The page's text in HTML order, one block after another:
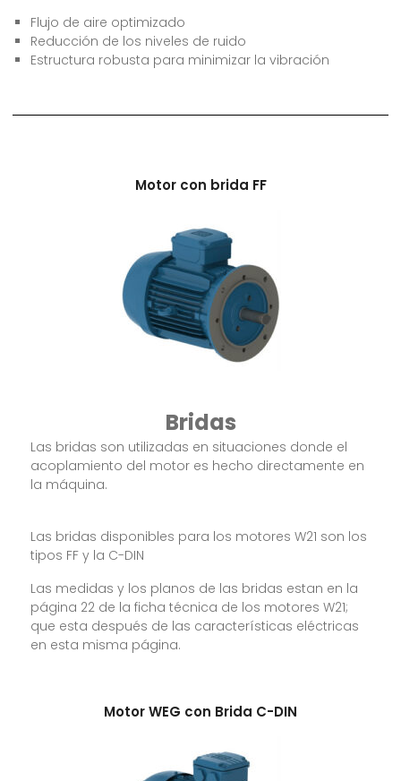
Flujo de aire optimizado
Reducción de los niveles de ruido
Estructura robusta para minimizar la vibración
Motor con brida FF
Bridas
Las bridas son utilizadas en situaciones donde el
acoplamiento del motor es hecho directamente en
la máquina.
Las bridas disponibles para los motores W21 son los
tipos FF y la C-DIN
Las medidas y los planos de las bridas estan en la
página 22 de la ficha técnica de los motores W21;
que esta después de las características eléctricas
en esta misma página.
Motor WEG con Brida C-DIN